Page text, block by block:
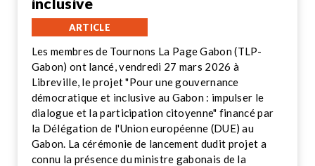
ARTICLE
Les membres de Tournons La Page Gabon (TLP-
Gabon) ont lancé, vendredi 27 mars 2026 à
Libreville, le projet "Pour une gouvernance
démocratique et inclusive au Gabon : impulser le
dialogue et la participation citoyenne" financé par
la Délégation de l'Union européenne (DUE) au
Gabon. La cérémonie de lancement dudit projet a
connu la présence du ministre gabonais de la